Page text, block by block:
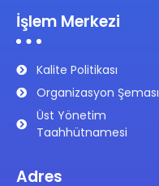
İşlem Merkezi
Kalite Politikası
Organizasyon Şeması
Üst Yönetim
Taahhütnamesi
Adres